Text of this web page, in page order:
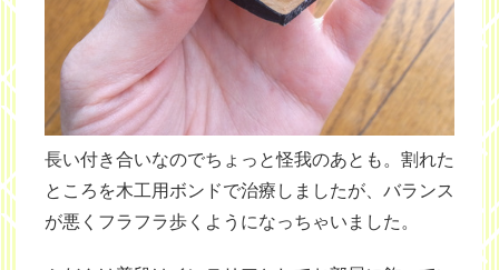
長い付き合いなのでちょっと怪我のあとも。割れた
ところを木工用ボンドで治療しましたが、バランス
が悪くフラフラ歩くようになっちゃいました。